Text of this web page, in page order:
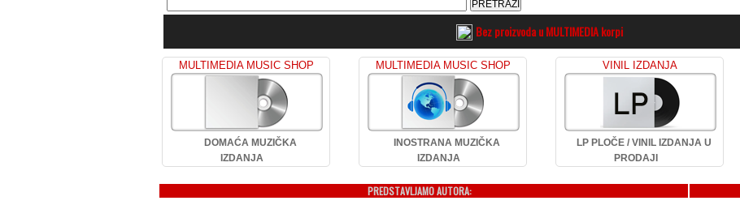
Bez proizvoda u MULTIMEDIA korpi
MULTIMEDIA MUSIC SHOP
DOMAĆA MUZIČKA
IZDANJA
MULTIMEDIA MUSIC SHOP
INOSTRANA MUZIČKA
IZDANJA
VINIL IZDANJA
LP PLOČE / VINIL IZDANJA U
PRODAJI
PREDSTAVLJAMO AUTORA: